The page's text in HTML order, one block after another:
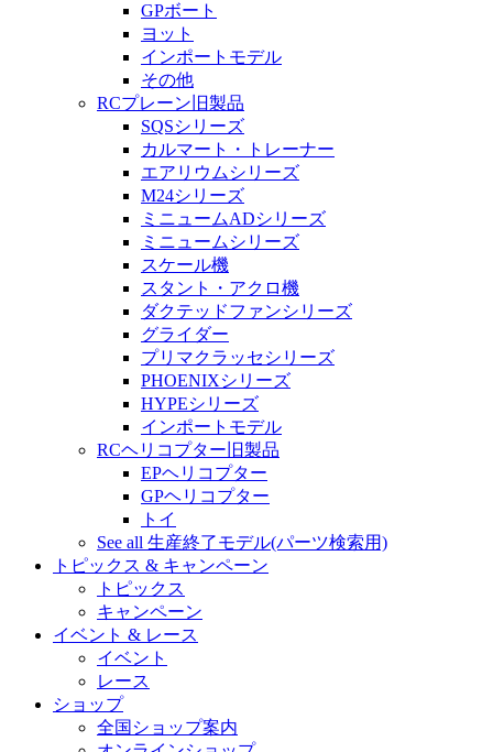
GPボート
ヨット
インポートモデル
その他
RCプレーン旧製品
SQSシリーズ
カルマート・トレーナー
エアリウムシリーズ
M24シリーズ
ミニュームADシリーズ
ミニュームシリーズ
スケール機
スタント・アクロ機
ダクテッドファンシリーズ
グライダー
プリマクラッセシリーズ
PHOENIXシリーズ
HYPEシリーズ
インポートモデル
RCヘリコプター旧製品
EPヘリコプター
GPヘリコプター
トイ
See all 生産終了モデル(パーツ検索用)
トピックス & キャンペーン
トピックス
キャンペーン
イベント & レース
イベント
レース
ショップ
全国ショップ案内